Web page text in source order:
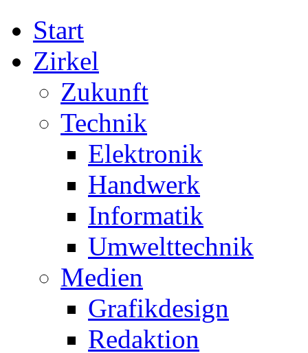
Start
Zirkel
Zukunft
Technik
Elektronik
Handwerk
Informatik
Umwelttechnik
Medien
Grafikdesign
Redaktion